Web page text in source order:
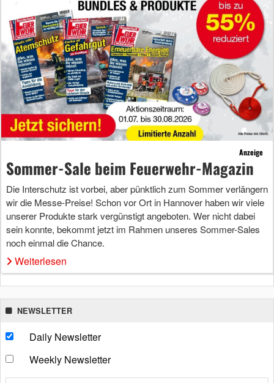
Anzeige
Sommer-Sale beim Feuerwehr-Magazin
Die Interschutz ist vorbei, aber pünktlich zum Sommer verlängern
wir die Messe-Preise! Schon vor Ort in Hannover haben wir viele
unserer Produkte stark vergünstigt angeboten. Wer nicht dabei
sein konnte, bekommt jetzt im Rahmen unseres Sommer-Sales
noch einmal die Chance.
Weiterlesen
NEWSLETTER
Daily Newsletter
Weekly Newsletter